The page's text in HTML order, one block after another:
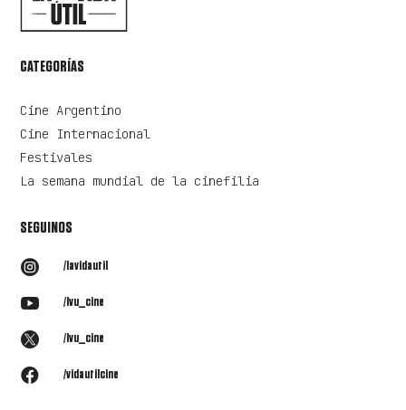
CATEGORÍAS
Cine Argentino
Cine Internacional
Festivales
La semana mundial de la cinefilia
SEGUINOS
 /lavidautil
 /lvu_cine
 /lvu_cine
 /vidautilcine